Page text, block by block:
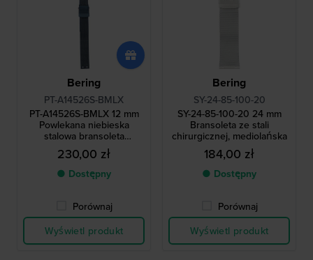
Bering
PT-A14526S-BMLX
PT-A14526S-BMLX 12 mm
Powlekana niebieska
stalowa bransoleta
Milanese
230,00 zł
● Dostępny
Porównaj
Wyświetl produkt
Bering
SY-24-85-100-20
SY-24-85-100-20 24 mm
Bransoleta ze stali
chirurgicznej, mediolańska
184,00 zł
● Dostępny
Porównaj
Wyświetl produkt